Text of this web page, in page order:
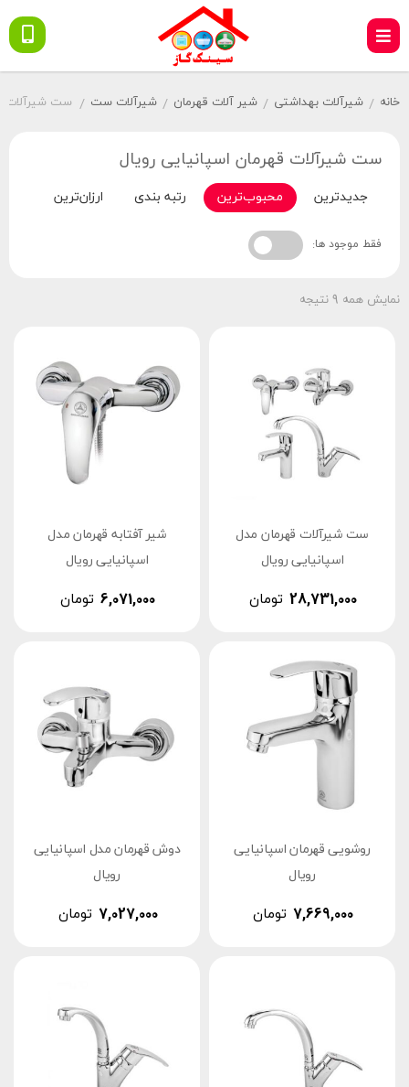
خانه / شیرآلات بهداشتی / شیر آلات قهرمان / شیرآلات ست / ست شیرآلات
ست شیرآلات قهرمان اسپانیایی رویال
جدیدترین محبوب‌ترین رتبه بندی ارزان‌ترین
فقط موجود ها:
نمایش همه 9 نتیجه
ست شیرآلات قهرمان مدل
اسپانیایی رویال
تومان 28,731,000
شیر آفتابه قهرمان مدل
اسپانیایی رویال
تومان 6,071,000
روشویی قهرمان اسپانیایی
رویال
تومان 7,669,000
دوش قهرمان مدل اسپانیایی
رویال
تومان 7,027,000